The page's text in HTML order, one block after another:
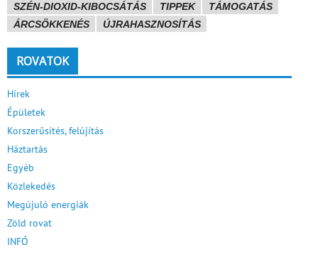
SZÉN-DIOXID-KIBOCSÁTÁS
TIPPEK
TÁMOGATÁS
ÁRCSÖKKENÉS
ÚJRAHASZNOSÍTÁS
ROVATOK
Hírek
Épületek
Korszerűsítés, felújítás
Háztartás
Egyéb
Közlekedés
Megújuló energiák
Zöld rovat
INFÓ